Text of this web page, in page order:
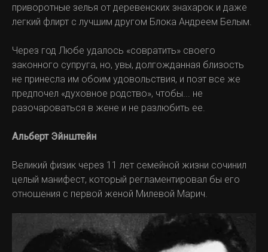
приворотные зелья от деревенских знахарок и даже
легкий флирт с луч­шим другом Блока Андреем Белым.
Через год Любе уда­лось «совратить» своего
законного супруга, но, увы, долгожданная бли­зость
не принесла им обоим удоволь­ствия, и поэт все же
предпочел «духовное родство», чтобы... не
разочароваться в жене и не разлюбить ее.
Альберт Эйнштейн
Великий физик через 11 лет семейной жизни сочинил
целый манифест, который регламентировал бы его
отношения с первой женой Милевой Марич.